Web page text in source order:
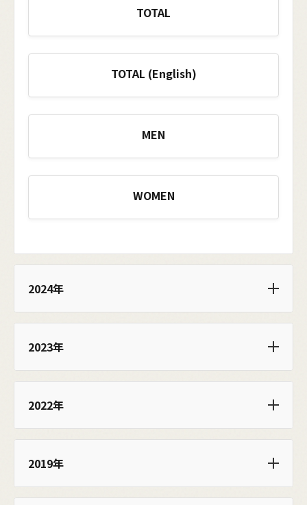
TOTAL
TOTAL (English)
MEN
WOMEN
2024年
2023年
2022年
2019年